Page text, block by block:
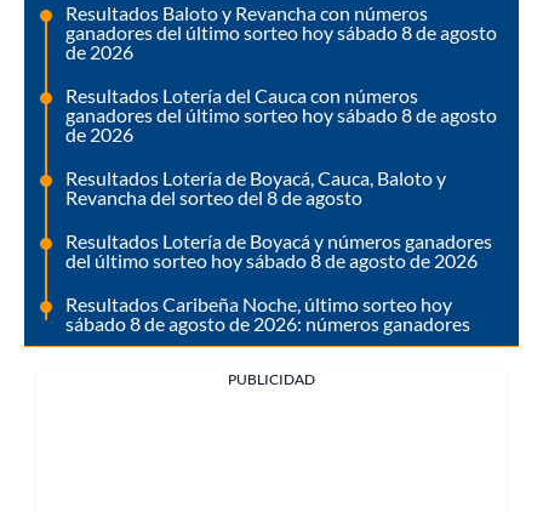
Resultados Baloto y Revancha con números
ganadores del último sorteo hoy sábado 8 de agosto
de 2026
Resultados Lotería del Cauca con números
ganadores del último sorteo hoy sábado 8 de agosto
de 2026
Resultados Lotería de Boyacá, Cauca, Baloto y
Revancha del sorteo del 8 de agosto
Resultados Lotería de Boyacá y números ganadores
del último sorteo hoy sábado 8 de agosto de 2026
Resultados Caribeña Noche, último sorteo hoy
sábado 8 de agosto de 2026: números ganadores
PUBLICIDAD